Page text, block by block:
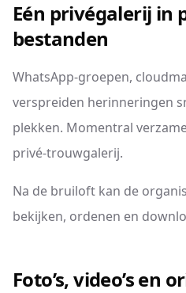
Eén privégalerij in
bestanden
WhatsApp-groepen,
verspreiden herinneringen
plekken. Momentral
privé-trouwgalerij.
Na de bruiloft kan de
bekijken, ordenen en
Foto’s, video’s en